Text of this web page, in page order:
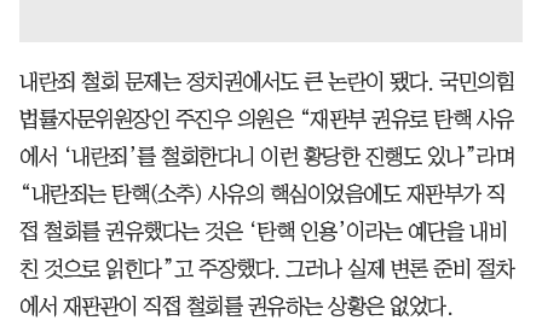
내란죄 철회 문제는 정치권에서도 큰 논란이 됐다. 국민의힘
법률자문위원장인 주진우 의원은 “재판부 권유로 탄핵 사유
에서 ‘내란죄’를 철회한다니 이런 황당한 진행도 있나”라며
“내란죄는 탄핵(소추) 사유의 핵심이었음에도 재판부가 직
접 철회를 권유했다는 것은 ‘탄핵 인용’이라는 예단을 내비
친 것으로 읽힌다”고 주장했다. 그러나 실제 변론 준비 절차
에서 재판관이 직접 철회를 권유하는 상황은 없었다.